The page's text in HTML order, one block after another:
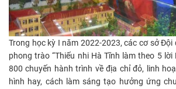
Trong học kỳ I năm 2022-2023, các cơ sở Đội
phong trào “Thiếu nhi Hà Tĩnh làm theo 5 lời
800 chuyến hành trình về địa chỉ đỏ, linh
hình hay, cách làm sáng tạo hưởng ứng